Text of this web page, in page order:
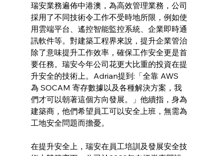
瑞安業務遍佈中港澳，為高效管理業務，公司
採用了不同技術令工作不受時地所限，例如使
用雲端平台、遙控智能監控系統、企業即時通
訊軟件等。對建築工程界來說，提升企業管治
除了意味提升工作效率，確保工作安全更是首
要任務。瑞安今年公司花更大比重的投資在提
升安全的技術上。Adrian提到:「全靠 AWS
為 SOCAM 寄存數據以及各種解決方案，我
們才可以朝著這個方向發展。」他續指，身為
建築商，他們希望員工可以安全上班，無需為
工地安全問題而擔憂。
在提升安全上，瑞安在員工培訓及發展安全技